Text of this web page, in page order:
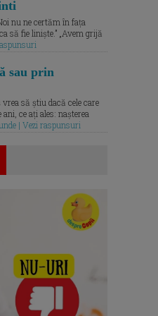
nu ne certăm în fața
să fie liniște.” „Avem grijă
sau prin
să știu dacă cele care
ce ați ales: nașterea
| Vezi raspunsuri